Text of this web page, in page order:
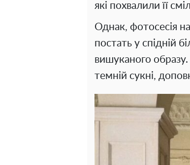
які похвалили її
Однак, фотосесія
постать у спідній
вишуканого
темній сукні,